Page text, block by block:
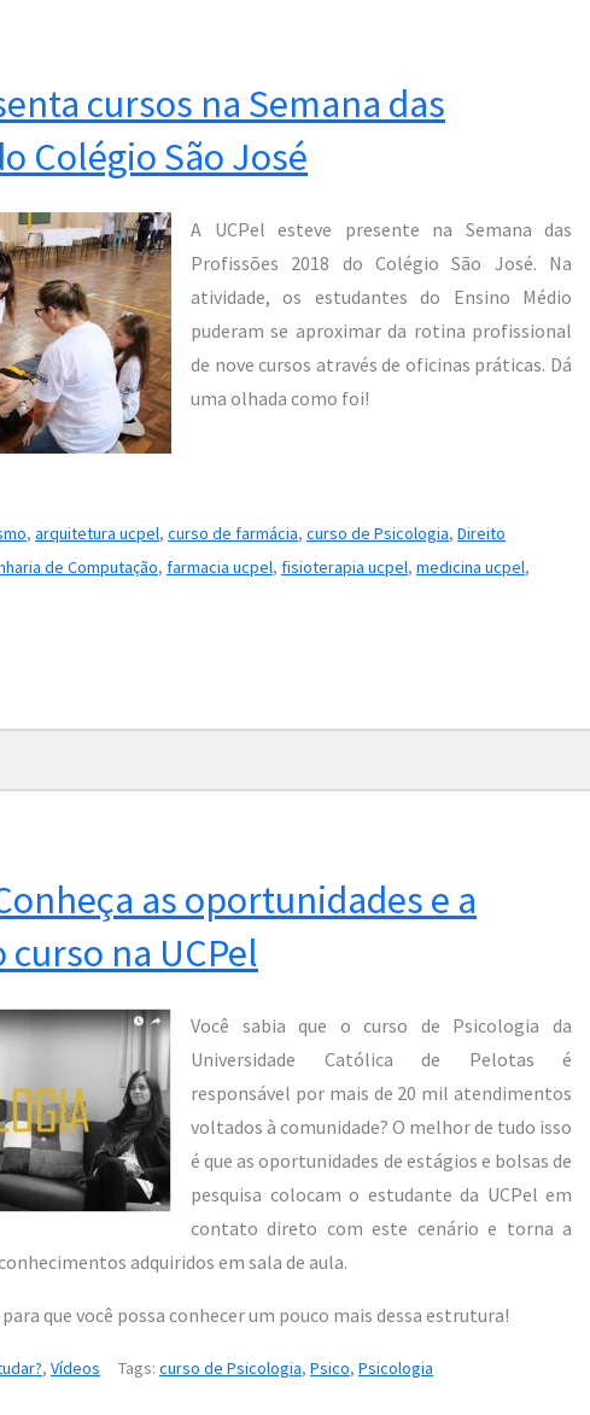
cursos na Semana das
Colégio São José
A UCPel esteve presente na Semana das
Profissões 2018 do Colégio São José. Na
atividade, os estudantes do Ensino Médio
puderam se aproximar da rotina profissional
de nove cursos através de oficinas práticas. Dá
uma olhada como foi!
, arquitetura ucpel, curso de farmácia, curso de Psicologia, Direito
de Computação, farmacia ucpel, fisioterapia ucpel, medicina ucpel,
as oportunidades e a
na UCPel
Você sabia que o curso de Psicologia da
Universidade Católica de Pelotas é
responsável por mais de 20 mil atendimentos
voltados à comunidade? O melhor de tudo isso
é que as oportunidades de estágios e bolsas de
pesquisa colocam o estudante da UCPel em
contato direto com este cenário e torna a
adquiridos em sala de aula.
que você possa conhecer um pouco mais dessa estrutura!
, Vídeos Tags: curso de Psicologia, Psico, Psicologia